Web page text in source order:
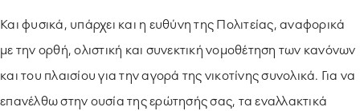
Και φυσικά, υπάρχει και η ευθύνη της Πολιτείας, αναφορικά
με την ορθή, ολιστική και συνεκτική νομοθέτηση των κανόνων
και του πλαισίου για την αγορά της νικοτίνης συνολικά. Για να
επανέλθω στην ουσία της ερώτησής σας, τα εναλλακτικά